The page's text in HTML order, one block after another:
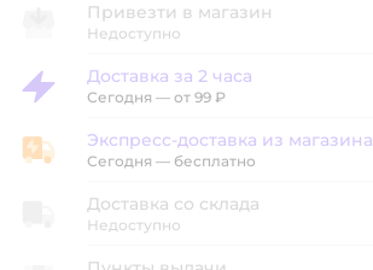
Привезти в магазин
Недоступно
Доставка за 2 часа
Доставка за 2 часа
Сегодня — от 99 ₽
Экспресс-доставка из магазина
Экспресс-доставка из магазина
Сегодня — бесплатно
Доставка со склада
Недоступно